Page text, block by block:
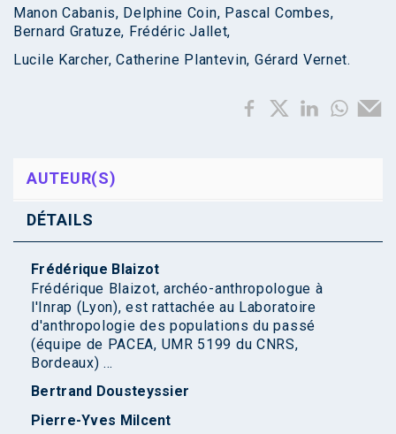
Manon Cabanis, Delphine Coin, Pascal Combes,
Bernard Gratuze, Frédéric Jallet,
Lucile Karcher, Catherine Plantevin, Gérard Vernet.
AUTEUR(S)
DÉTAILS
Frédérique Blaizot
Frédérique Blaizot, archéo-anthropologue à
l'Inrap (Lyon), est rattachée au Laboratoire
d'anthropologie des populations du passé
(équipe de PACEA, UMR 5199 du CNRS,
Bordeaux) ...
Bertrand Dousteyssier
Pierre-Yves Milcent